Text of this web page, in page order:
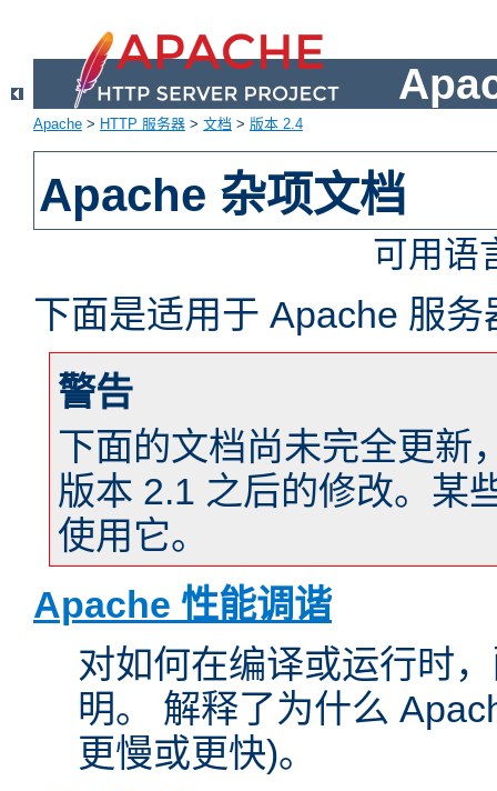
Apache > HTTP 服务器 > 文档 > 版本 2.4
Apache 杂项文档
可用语
下面是适用于 Apache 服
警告
下面的文档尚未完全更新
版本 2.1 之后的修改。某
使用它。
Apache 性能调谐
对如何在编译或运行时
明。 解释了为什么
更慢或更快)。